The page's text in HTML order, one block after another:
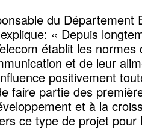
du Département
« Depuis
établit les normes
et de leur
positivement
faire partie des
et à la
ce type de projet pour